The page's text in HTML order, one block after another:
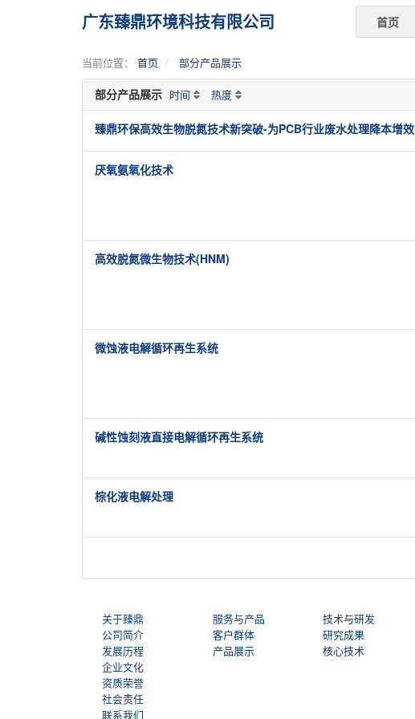
广东臻鼎环境科技有限公司 首页
当前位置： 首页 部分产品展示
部分产品展示 时间 热度
臻鼎环保高效生物脱氮技术新突破-为PCB行业废水处理降本增效
厌氧氨氧化技术
高效脱氮微生物技术(HNM)
微蚀液电解循环再生系统
碱性蚀刻液直接电解循环再生系统
棕化液电解处理
关于臻鼎
公司简介
发展历程
企业文化
资质荣誉
社会责任
联系我们
服务与产品
客户群体
产品展示
技术与研发
研究成果
核心技术